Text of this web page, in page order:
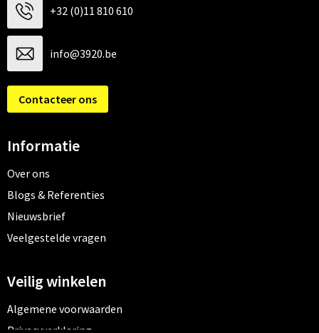
+32 (0)11 810 610
info@3920.be
Contacteer ons
Informatie
Over ons
Blogs & Referenties
Nieuwsbrief
Veelgestelde vragen
Veilig winkelen
Algemene voorwaarden